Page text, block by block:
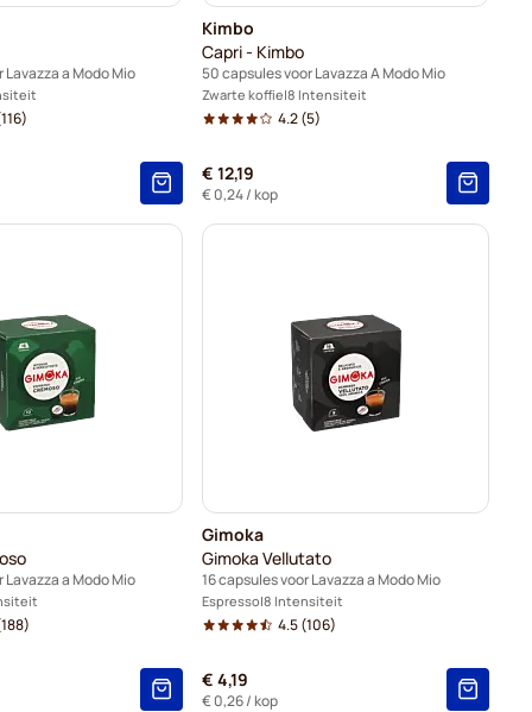
Lavazza a Modo Mio
Kimbo
Capri - Kimbo
50 capsules voor Lavazza A Modo Mio
Zwarte koffie 8 Intensiteit
4.2(5)
€ 12,19
€ 0,24/ kop
Lavazza a Modo Mio
Gimoka
Gimoka Vellutato
16 capsules voor Lavazza a Modo Mio
Espresso 8 Intensiteit
4.5(106)
€ 4,19
€ 0,26/ kop